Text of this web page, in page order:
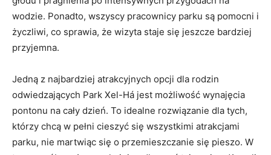
wodzie.⁣ Ponadto, wszyscy pracownicy parku są pomocni i‌
życzliwi, co sprawia, że wizyta staje się jeszcze bardziej
przyjemna.
Jedną​ z najbardziej ‌atrakcyjnych ‌opcji dla rodzin
odwiedzających Park Xel-Há ⁣jest możliwość wynajęcia​
pontonu na ‍cały dzień. To idealne rozwiązanie dla tych,
którzy chcą w pełni cieszyć się‍ wszystkimi atrakcjami
‌parku, nie martwiąc się o przemieszczanie się pieszo. W